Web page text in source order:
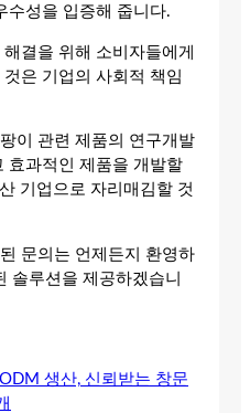
수성을 입증해 줍니다.
결을 위해 소비자들에게
은 기업의 사회적 책임
이 관련 제품의 연구개발
효과적인 제품을 개발할
기업으로 자리매김할 것
문의는 언제든지 환영하
솔루션을 제공하겠습니
생산, 신뢰받는 창문